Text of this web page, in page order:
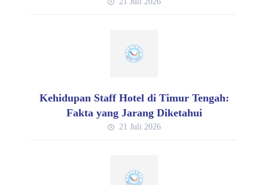
Kehidupan Staff Hotel di Timur Tengah:
Fakta yang Jarang Diketahui
21 Juli 2026